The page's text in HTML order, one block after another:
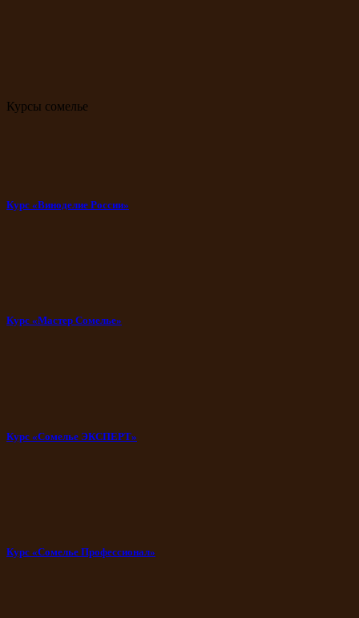
Курсы сомелье
Курс «Виноделие России»
Курс «Мастер Сомелье»
Курс «Сомелье ЭКСПЕРТ»
Курс «Сомелье Профессионал»